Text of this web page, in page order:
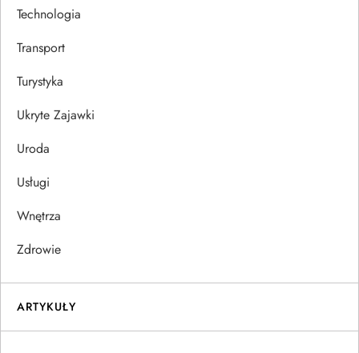
Technologia
Transport
Turystyka
Ukryte Zajawki
Uroda
Usługi
Wnętrza
Zdrowie
ARTYKUŁY